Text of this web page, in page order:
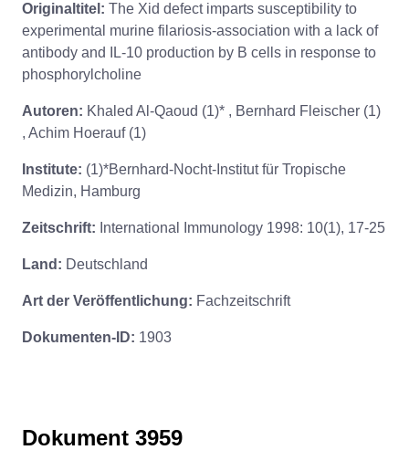
Originaltitel: The Xid defect imparts susceptibility to
experimental murine filariosis-association with a lack of
antibody and IL-10 production by B cells in response to
phosphorylcholine
Autoren: Khaled Al-Qaoud (1)* , Bernhard Fleischer (1)
, Achim Hoerauf (1)
Institute: (1)*Bernhard-Nocht-Institut für Tropische
Medizin, Hamburg
Zeitschrift: International Immunology 1998: 10(1), 17-25
Land: Deutschland
Art der Veröffentlichung: Fachzeitschrift
Dokumenten-ID: 1903
Dokument 3959